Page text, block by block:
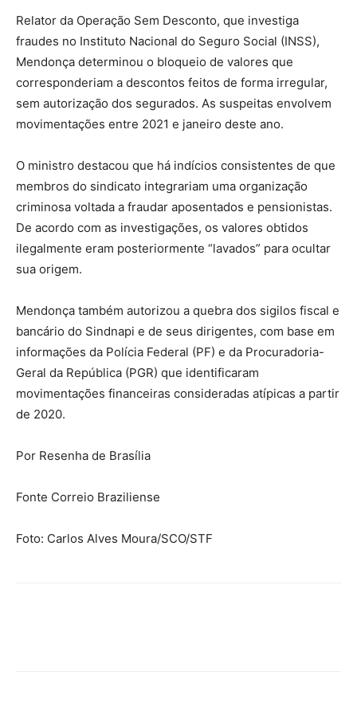
Relator da Operação Sem Desconto, que investiga
fraudes no Instituto Nacional do Seguro Social (INSS),
Mendonça determinou o bloqueio de valores que
corresponderiam a descontos feitos de forma irregular,
sem autorização dos segurados. As suspeitas envolvem
movimentações entre 2021 e janeiro deste ano.
O ministro destacou que há indícios consistentes de que
membros do sindicato integrariam uma organização
criminosa voltada a fraudar aposentados e pensionistas.
De acordo com as investigações, os valores obtidos
ilegalmente eram posteriormente “lavados” para ocultar
sua origem.
Mendonça também autorizou a quebra dos sigilos fiscal e
bancário do Sindnapi e de seus dirigentes, com base em
informações da Polícia Federal (PF) e da Procuradoria-
Geral da República (PGR) que identificaram
movimentações financeiras consideradas atípicas a partir
de 2020.
Por Resenha de Brasília
Fonte Correio Braziliense
Foto: Carlos Alves Moura/SCO/STF